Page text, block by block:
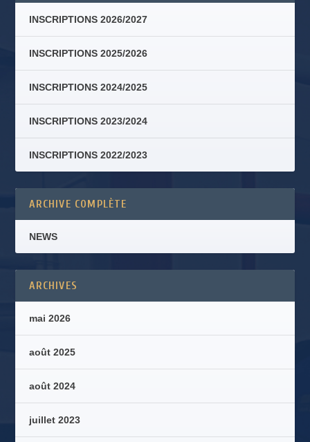
INSCRIPTIONS 2026/2027
INSCRIPTIONS 2025/2026
INSCRIPTIONS 2024/2025
INSCRIPTIONS 2023/2024
INSCRIPTIONS 2022/2023
ARCHIVE COMPLÈTE
NEWS
ARCHIVES
mai 2026
août 2025
août 2024
juillet 2023